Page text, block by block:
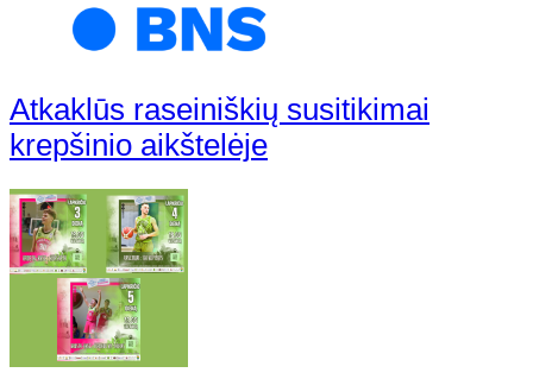
Atkaklūs raseiniškių susitikimai
krepšinio aikštelėje